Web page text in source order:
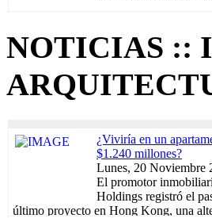
NOTICIAS ::
¿Viviría en un
$1.240 millones?
Lunes, 20 Noviembre
El promotor
Holdings registró el
último proyecto en Hong Kong, una